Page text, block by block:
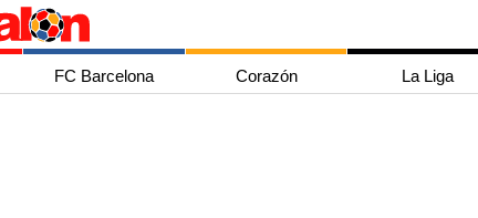
FC Barcelona Corazón La Liga